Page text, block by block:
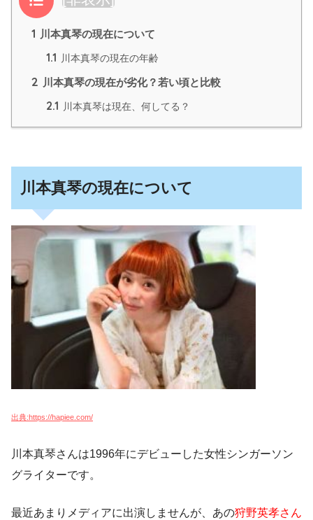
1 川本真琴の現在について
1.1 川本真琴の現在の年齢
2 川本真琴の現在が劣化？若い頃と比較
2.1 川本真琴は現在、何してる？
川本真琴の現在について
出典:https://hapiee.com/
川本真琴さんは1996年にデビューした女性シンガーソン
グライターです。
最近あまりメディアに出演しませんが、あの狩野英孝さん